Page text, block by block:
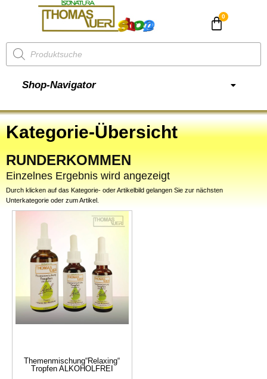
Shop-Navigator
Kategorie-Übersicht
RUNDERKOMMEN
Einzelnes Ergebnis wird angezeigt
Durch klicken auf das Kategorie- oder Artikelbild gelangen Sie zur nächsten
Unterkategorie oder zum Artikel.
Themenmischung“Relaxing“
Tropfen ALKOHOLFREI